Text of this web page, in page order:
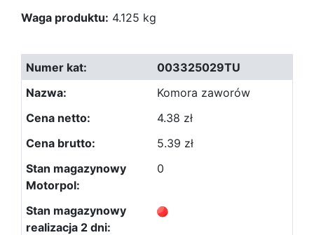
Waga produktu: 4.125 kg
003325029TU
Komora zaworów
4.38 zł
5.39 zł
0